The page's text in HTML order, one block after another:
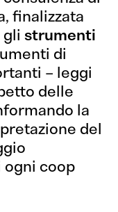
finalizzata
glistrumenti
di
– leggi
delle
la
del
ogni coop